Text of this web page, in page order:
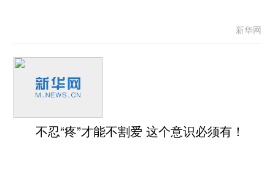
新华网
不忍“疼”才能不割爱 这个意识必须有！